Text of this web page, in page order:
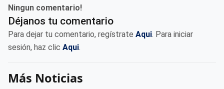
Ningun comentario!
Déjanos tu comentario
Para dejar tu comentario, regístrate Aqui. Para iniciar
sesión, haz clic Aqui.
Más Noticias